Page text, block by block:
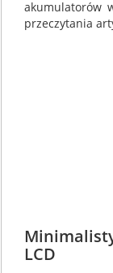
akumulatorów
przeczytania
LCD